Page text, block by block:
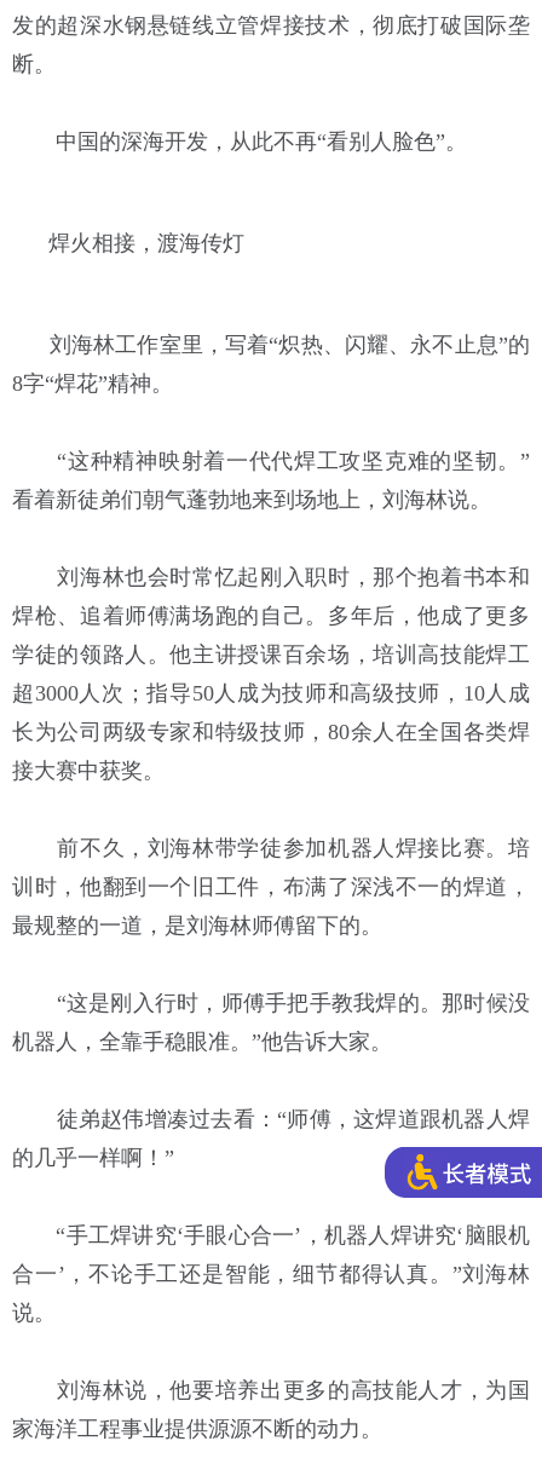
发的超深水钢悬链线立管焊接技术，彻底打破国际垄
断。
中国的深海开发，从此不再“看别人脸色”。
焊火相接，渡海传灯
刘海林工作室里，写着“炽热、闪耀、永不止息”的
8字“焊花”精神。
“这种精神映射着一代代焊工攻坚克难的坚韧。”
看着新徒弟们朝气蓬勃地来到场地上，刘海林说。
刘海林也会时常忆起刚入职时，那个抱着书本和
焊枪、追着师傅满场跑的自己。多年后，他成了更多
学徒的领路人。他主讲授课百余场，培训高技能焊工
超3000人次；指导50人成为技师和高级技师，10人成
长为公司两级专家和特级技师，80余人在全国各类焊
接大赛中获奖。
前不久，刘海林带学徒参加机器人焊接比赛。培
训时，他翻到一个旧工件，布满了深浅不一的焊道，
最规整的一道，是刘海林师傅留下的。
“这是刚入行时，师傅手把手教我焊的。那时候没
机器人，全靠手稳眼准。”他告诉大家。
徒弟赵伟增凑过去看：“师傅，这焊道跟机器人焊
的几乎一样啊！”
“手工焊讲究‘手眼心合一’，机器人焊讲究‘脑眼机
合一’，不论手工还是智能，细节都得认真。”刘海林
说。
刘海林说，他要培养出更多的高技能人才，为国
家海洋工程事业提供源源不断的动力。